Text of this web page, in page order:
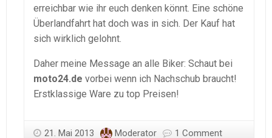
erreichbar wie ihr euch denken könnt. Eine schöne
Überlandfahrt hat doch was in sich. Der Kauf hat
sich wirklich gelohnt.
Daher meine Message an alle Biker: Schaut bei
moto24.de vorbei wenn ich Nachschub braucht!
Erstklassige Ware zu top Preisen!
21. Mai 2013 Moderator 1 Comment